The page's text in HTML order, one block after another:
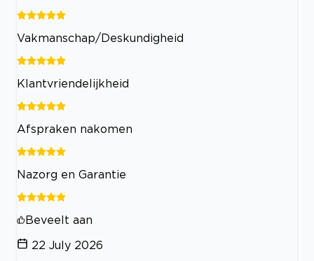
Vakmanschap/Deskundigheid
Klantvriendelijkheid
Afspraken nakomen
Nazorg en Garantie
Beveelt aan
22 July 2026